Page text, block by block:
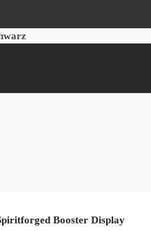
Booster Display